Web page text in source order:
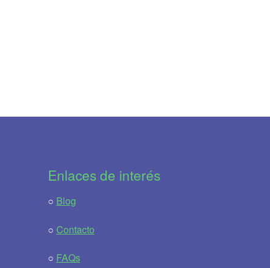
Enlaces de interés
○ Blog
○ Contacto
○ FAQs